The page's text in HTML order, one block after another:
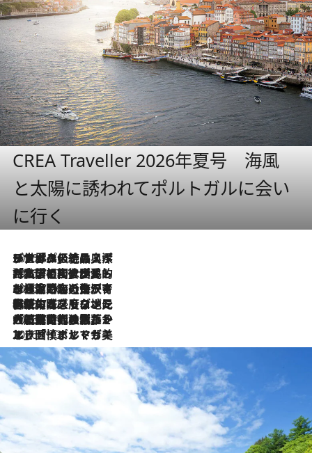
CREA Traveller 2026年夏号 海風
と太陽に誘われてポルトガルに会い
に行く
2026.8.8
リスボンの絶品スイーツ「パステル・デ・ナタ」とは？ポルトガル伝統の奥深い世界へ
2026.7.27
「私の祖国はポルトガル語です」国民的詩人フェルナンド・ペソアと、彼が愛した文学の街を歩く
2026.7.26
ポルトガル近海が育む極上の海の幸。キリリと冷えた白ワインと愉しむ、シーフード専門店の贅沢
2026.7.22
伝統の味をモダンに昇華。高感度な地元客が集う、リスボンの最旬ガストロノミー
2026.7.21
大航海時代の栄華から、震災、独裁、そして革命へ。ポルトガル・首都リスボンの石畳に刻まれた「歴史の光と影」
2026.7.13
エッセイ・ヤマザキマリ「慎ましくも美しき国 ポルトガル」